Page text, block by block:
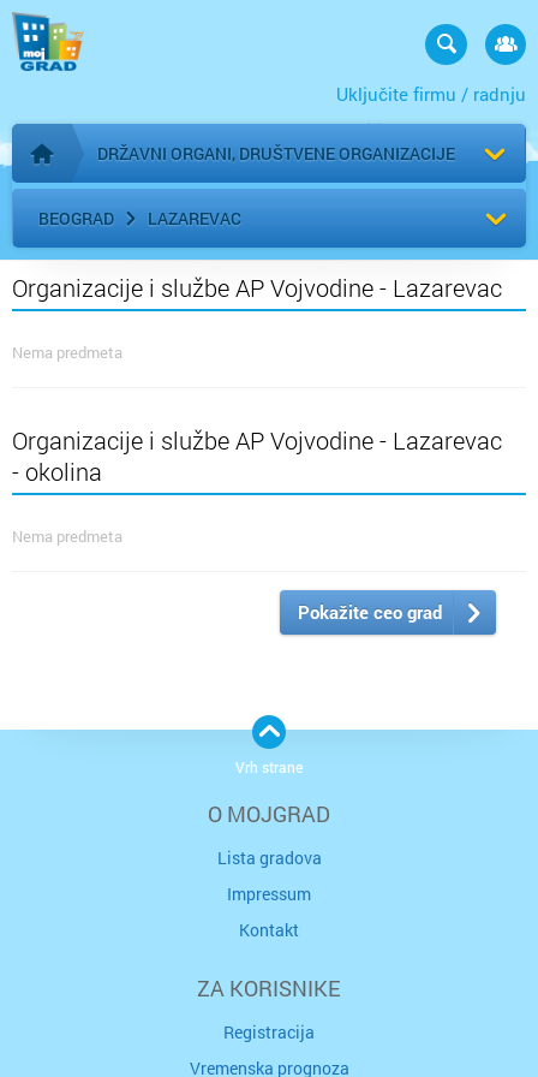
Uključite firmu / radnju
Početna stranica
DRŽAVNI ORGANI, DRUŠTVENE ORGANIZACIJE
BEOGRAD LAZAREVAC
Organizacije i službe AP Vojvodine - Lazarevac
Nema predmeta
Organizacije i službe AP Vojvodine - Lazarevac
- okolina
Nema predmeta
Pokažite ceo grad
O MOJGRAD
Lista gradova
Impressum
Kontakt
ZA KORISNIKE
Registracija
Vremenska prognoza
Vrh strane